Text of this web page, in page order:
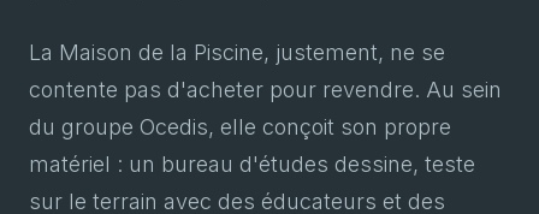
La Maison de la Piscine, justement, ne se
contente pas d'acheter pour revendre. Au sein
du groupe Ocedis, elle conçoit son propre
matériel : un bureau d'études dessine, teste
sur le terrain avec des éducateurs et des